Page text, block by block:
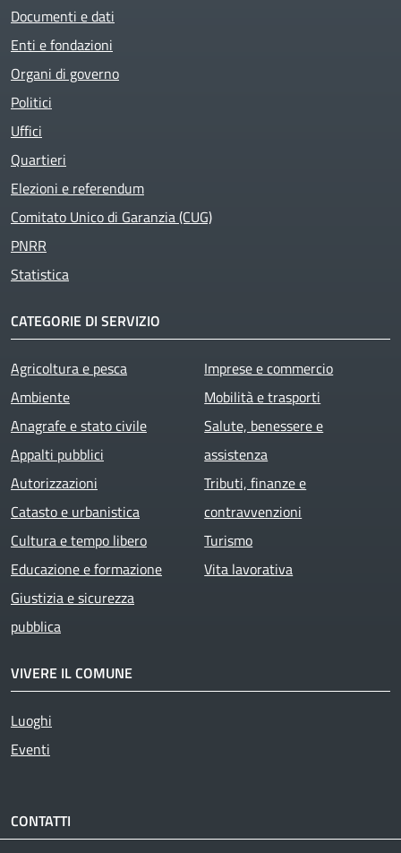
Documenti e dati
Enti e fondazioni
Organi di governo
Politici
Uffici
Quartieri
Elezioni e referendum
Comitato Unico di Garanzia (CUG)
PNRR
Statistica
CATEGORIE DI SERVIZIO
Agricoltura e pesca
Ambiente
Anagrafe e stato civile
Appalti pubblici
Autorizzazioni
Catasto e urbanistica
Cultura e tempo libero
Educazione e formazione
Giustizia e sicurezza
pubblica
Imprese e commercio
Mobilità e trasporti
Salute, benessere e
assistenza
Tributi, finanze e
contravvenzioni
Turismo
Vita lavorativa
VIVERE IL COMUNE
Luoghi
Eventi
CONTATTI